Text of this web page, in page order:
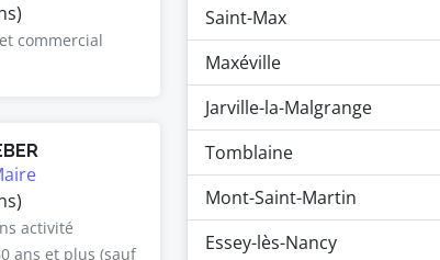
commercial
activité
ans et plus (sauf
Saint-Max
Maxéville
Jarville-la-Malgrange
Tomblaine
Mont-Saint-Martin
Essey-lès-Nancy